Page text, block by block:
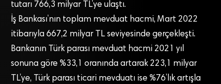
tutarı 766,3 milyar TL’ye ulaştı.
İş Bankası’nın toplam mevduat hacmi, Mart 2022
itibarıyla 667,2 milyar TL seviyesinde gerçekleşti.
Bankanın Türk parası mevduat hacmi 2021 yıl
sonuna göre %33,1 oranında artarak 223,1 milyar
TL’ye, Türk parası ticari mevduatı ise %76’lık artışla